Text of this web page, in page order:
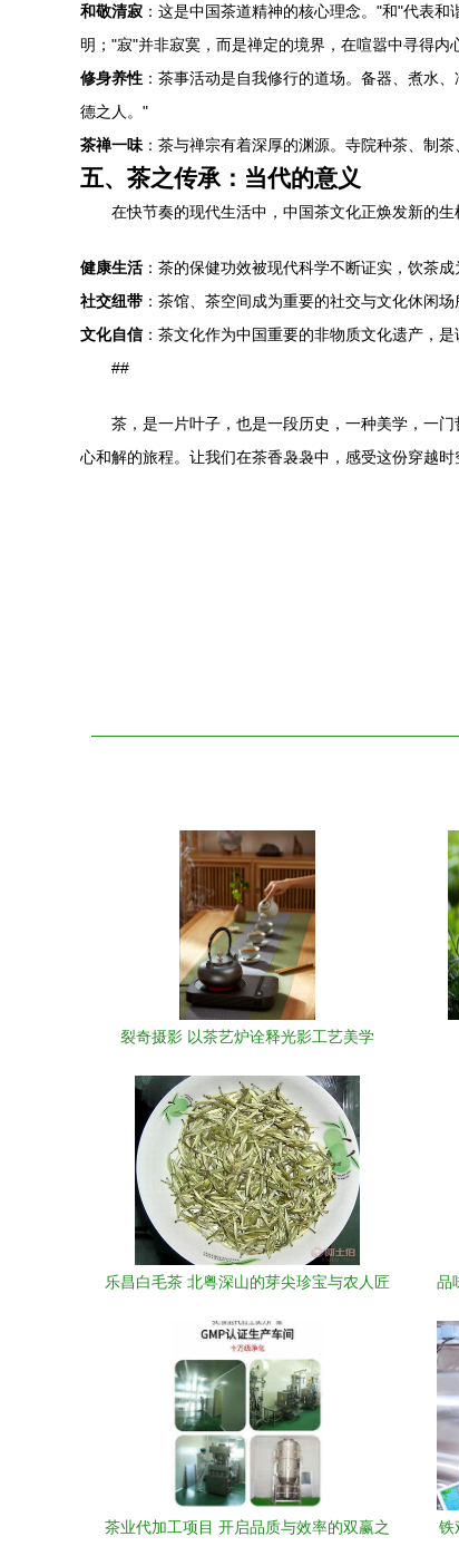
和敬清寂 ：这是中国茶道精神的核心理念。"和"代表
明；"寂"并非寂寞，而是禅定的境界，在喧嚣中寻得内
修身养性 ：茶事活动是自我修行的道场。备器、煮水
德之人。"
茶禅一味 ：茶与禅宗有着深厚的渊源。寺院种茶、制
五、茶之传承：当代的意义
在快节奏的现代生活中，中国茶文化正焕发新的
健康生活 ：茶的保健功效被现代科学不断证实，饮茶
社交纽带 ：茶馆、茶空间成为重要的社交与文化休闲场
文化自信：茶文化作为中国重要的非物质文化遗产，
##
茶，是一片叶子，也是一段历史，一种美学，一
心和解的旅程。让我们在茶香袅袅中，感受这份穿越
裂奇摄影 以茶艺炉诠释光影工艺美学
乐昌白毛茶 北粤深山的芽尖珍宝与农人匠
品
茶业代加工项目 开启品质与效率的双赢之
铁